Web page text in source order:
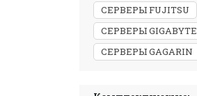
СЕРВЕРЫ FUJITSU
СЕРВЕРЫ GIGABYTE
СЕРВЕРЫ GAGARIN